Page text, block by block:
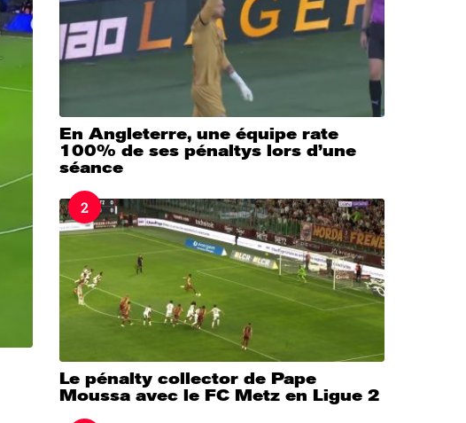
En Angleterre, une équipe rate
100% de ses pénaltys lors d’une
séance
2
Le pénalty collector de Pape
Moussa avec le FC Metz en Ligue 2